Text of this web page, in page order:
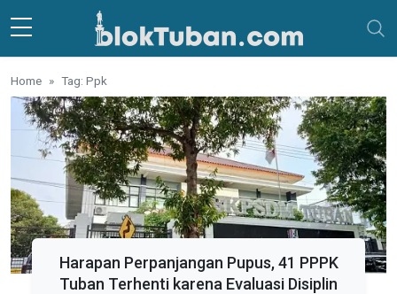
Skip to main content
Home Tag: Ppk
Harapan Perpanjangan Pupus, 41 PPPK
Tuban Terhenti karena Evaluasi Disiplin